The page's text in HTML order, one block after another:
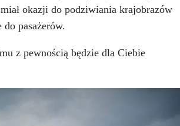
okazji do podziwiania krajobrazów
pasażerów.
z pewnością będzie dla Ciebie